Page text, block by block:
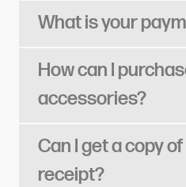
What is your payment policy?​​​​‌
How can I
accessories?​​​​‌ ‍ ​‍​‍‌‍ ‌ ​‍‌‍‍‌‌‍‌ ‌‍‍‌‌‍ ‍​‍​‍​ ‍‍​‍​‍‌ ​ ‌‍​‌‌‍ ‍‌‍‍‌‌ ‌​‌ ‍‌​‍ ‍‌‍‍‌‌‍ ​‍​‍​‍ ​​‍​‍‌‍‍​‌ ​‍‌‍‌‌‌‍‌‍​‍​‍​ ‍‍​‍​‍​‍ ‌ ​ ‌ ‌​‌ ‌‌‌‍‌​‌‍‍‌‌‍ ​‍ ‌‍‍‌‌‍ ‍‌ ‌​‌‍‌‌‌‍ ‍‌ ‌​​‍ ‌‍‌‌‌‍‌​‌‍‍‌‌ ‌​​‍ ‌‍ ‌‌‍ ‌‍‌​‌‍‌‌​ ‌‌ ​​‌ ​‍‌‍‌‌‌ ​ ‌‍‌‌‌‍ ‍‌ ‌​‌‍​‌‌ ‌​‌‍‍‌‌‍ ‌‍ ‍​ ‍ ‌‍‍‌‌‍‌​​ ‌​ ‍​​ ‍‌​ ‌​‌‍​‍‌‍‌‍​ ​‌​ ​‍​ ‍‌​‍ ‌​ ​​​ ‌‍​ ​ ‌‍​‌​‍ ‌​ ‌​​ ‌‌‌‍​‍​ ​​​‍ ‌‌‍​‍​ ‌‌‌‍‌‌‌‍​‍​‍ ‌​ ‍​‌‍‌‌​ ​ ‌‍‌‌‌‍​‌​ ‍​‌‍‌‌​ ‌ ​ ​‍​ ​‍​ ​‍‌‍‌‍​ ‍ ‌ ‌​‌ ‍‌‌ ​​‌‍‌‌​ ‌‌‍‌‍‌‍​‌‌ ​‌​ ‍ ‌ ​​‌‍​‌‌ ‌​‌‍‍​​ ‌‌ ‌​‌‍‍‌‌ ‌​‌‍ ​‌‍‌‌​ ‌‍​‍‌‍​‌‌ ​ ‌‍‌‌‌‌‌‌‌ ​‍‌‍ ​​ ‌​‍‌‌​ ​‍‌​‌‍‌ ​ ‌ ‌​‌ ‌‌‌‍‌​‌‍‍‌‌‍ ​‍‌‍‌‍‍‌‌‍‌​​ ‌​ ‍​​ ‍‌​ ‌​‌‍​‍‌‍‌‍​ ​‌​ ​‍​ ‍‌​‍ ‌​ ​​​ ‌‍​ ​ ‌‍​‌​‍ ‌​ ‌​​ ‌‌‌‍​‍​ ​​​‍ ‌‌‍​‍​ ‌‌‌‍‌‌‌‍​‍​‍ ‌​ ‍​‌‍‌‌​ ​ ‌‍‌‌‌‍​‌​ ‍​‌‍‌‌​ ‌ ​ ​‍​ ​‍​ ​‍‌‍‌‍​‍‌‍‌ ‌​‌ ‍‌‌ ​​‌‍‌‌​ ‌‌‍‌‍‌‍​‌‌ ​‌​‍‌‍‌ ​​‌‍​‌‌ ‌​‌‍‍​​ ‌‌ ‌​‌‍‍‌‌ ‌​‌‍ ​‌‍‌‌​‍‌‍‌ ​​‌‍‌‌‌ ​‍‌ ​ ‌ ​​‌‍‌‌‌‍​ ‌ ‌​‌‍‍‌‌ ‌‍‌‍‌‌​ ‌‌ ​​‌ ‌‌‌‍​‍‌‍ ​‌‍‍‌‌ ​ ‌‍‍​‌‍‌‌‌‍‌​​‍​‍‌ ‌
Can I get a copy
receipt?​​​​‌ ‍ ​‍​‍‌‍ ‌ ​‍‌‍‍‌‌‍‌ ‌‍‍‌‌‍ ‍​‍​‍​ ‍‍​‍​‍‌ ​ ‌‍​‌‌‍ ‍‌‍‍‌‌ ‌​‌ ‍‌​‍ ‍‌‍‍‌‌‍ ​‍​‍​‍ ​​‍​‍‌‍‍​‌ ​‍‌‍‌‌‌‍‌‍​‍​‍​ ‍‍​‍​‍​‍ ‌ ​ ‌ ‌​‌ ‌‌‌‍‌​‌‍‍‌‌‍ ​‍ ‌‍‍‌‌‍ ‍‌ ‌​‌‍‌‌‌‍ ‍‌ ‌​​‍ ‌‍‌‌‌‍‌​‌‍‍‌‌ ‌​​‍ ‌‍ ‌‌‍ ‌‍‌​‌‍‌‌​ ‌‌ ​​‌ ​‍‌‍‌‌‌ ​ ‌‍‌‌‌‍ ‍‌ ‌​‌‍​‌‌ ‌​‌‍‍‌‌‍ ‌‍ ‍​ ‍ ‌‍‍‌‌‍‌​​ ‌​ ​‌‌‍​‌​ ‍‌​ ‌ ‌‍​ ‌‍‌​​ ‌ ‌‍​‍​‍ ‌​ ​‌​ ‌‌​ ‌‌‌‍​‍​‍ ‌​ ‌​​ ‍​​ ​‌​ ‍‌​‍ ‌​ ‍‌​ ​​‌‍​‌​ ​‌​‍ ‌​ ‌‌‌‍​‍‌‍​‍‌‍‌‌​ ​‌​ ​‍​ ​‌‌‍‌​​ ‌‌‌‍‌‌‌‍​‍​ ‌ ​ ‍ ‌ ‌​‌ ‍‌‌ ​​‌‍‌‌​ ‌‌‍‌‍‌‍​‌‌ ​‌​ ‍ ‌ ​​‌‍​‌‌ ‌​‌‍‍​​ ‌‌ ‌​‌‍‍‌‌ ‌​‌‍ ​‌‍‌‌​ ‌‍​‍‌‍​‌‌ ​ ‌‍‌‌‌‌‌‌‌ ​‍‌‍ ​​ ‌​‍‌‌​ ​‍‌​‌‍‌ ​ ‌ ‌​‌ ‌‌‌‍‌​‌‍‍‌‌‍ ​‍‌‍‌‍‍‌‌‍‌​​ ‌​ ​‌‌‍​‌​ ‍‌​ ‌ ‌‍​ ‌‍‌​​ ‌ ‌‍​‍​‍ ‌​ ​‌​ ‌‌​ ‌‌‌‍​‍​‍ ‌​ ‌​​ ‍​​ ​‌​ ‍‌​‍ ‌​ ‍‌​ ​​‌‍​‌​ ​‌​‍ ‌​ ‌‌‌‍​‍‌‍​‍‌‍‌‌​ ​‌​ ​‍​ ​‌‌‍‌​​ ‌‌‌‍‌‌‌‍​‍​ ‌ ​‍‌‍‌ ‌​‌ ‍‌‌ ​​‌‍‌‌​ ‌‌‍‌‍‌‍​‌‌ ​‌​‍‌‍‌ ​​‌‍​‌‌ ‌​‌‍‍​​ ‌‌ ‌​‌‍‍‌‌ ‌​‌‍ ​‌‍‌‌​‍‌‍‌ ​​‌‍‌‌‌ ​‍‌ ​ ‌ ​​‌‍‌‌‌‍​ ‌ ‌​‌‍‍‌‌ ‌‍‌‍‌‌​ ‌‌ ​​‌ ‌‌‌‍​‍‌‍ ​‌‍‍‌‌ ​ ‌‍‍​‌‍‌‌‌‍‌​​‍​‍‌ ‌